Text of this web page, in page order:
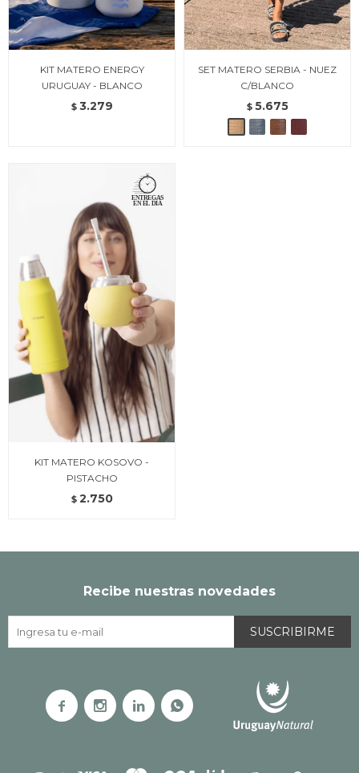
KIT MATERO ENERGY
URUGUAY - BLANCO
$ 3.279
SET MATERO SERBIA - NUEZ
C/BLANCO
$ 5.675
KIT MATERO KOSOVO -
PISTACHO
$ 2.750
Recibe nuestras novedades
SUSCRIBIRME
   